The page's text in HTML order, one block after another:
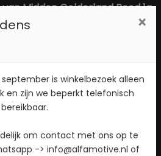
Midden Gelderland Rood 1a
6666 LS
kaart
bericht!
×
is winkelbezoek alleen
en zijn we beperkt telefonisch
bereikbaar.
om contact met ons op te
-> info@alfamotive.nl of